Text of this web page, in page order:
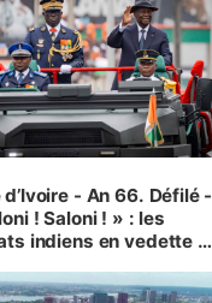
d’Ivoire - An 66. Défilé -
! Saloni ! » : les
indiens en vedette à